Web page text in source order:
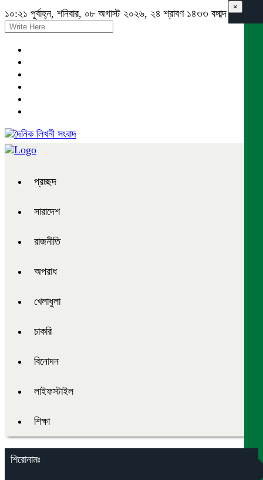
১০:২১ পূর্বাহ্ন, শনিবার, ০৮ অগাস্ট ২০২৬, ২৪ শ্রাবণ ১৪৩৩ বঙ্গাব্দ
প্রচ্ছদ
সারাদেশ
রাজনীতি
অপরাধ
খেলাধুলা
চাকরি
বিনোদন
লাইফস্টাইল
শিক্ষা
শিরোনামঃ
×